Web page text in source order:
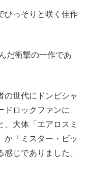
ひっそりと咲く佳作
だ衝撃の一作であ
の世代にドンピシャ
ドロックファンに
、大体「エアロスミ
か「ミスター・ビッ
じでありました。